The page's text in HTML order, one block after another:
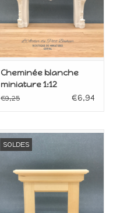
Cheminée blanche
miniature 1:12
€9,25 €6,94
SOLDES